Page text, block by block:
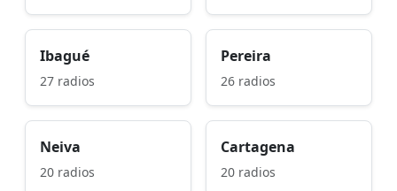
Ibagué
27 radios
Pereira
26 radios
Neiva
20 radios
Cartagena
20 radios